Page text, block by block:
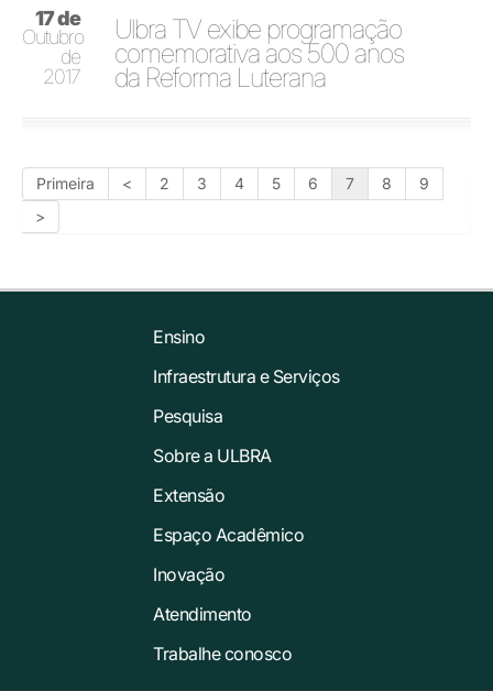
17 de
Outubro
de
2017
Ulbra TV exibe programação
comemorativa aos 500 anos
da Reforma Luterana
Primeira < 2 3 4 5 6 7 8
9
>
Ensino
Infraestrutura e Serviços
Pesquisa
Sobre a ULBRA
Extensão
Espaço Acadêmico
Inovação
Atendimento
Trabalhe conosco